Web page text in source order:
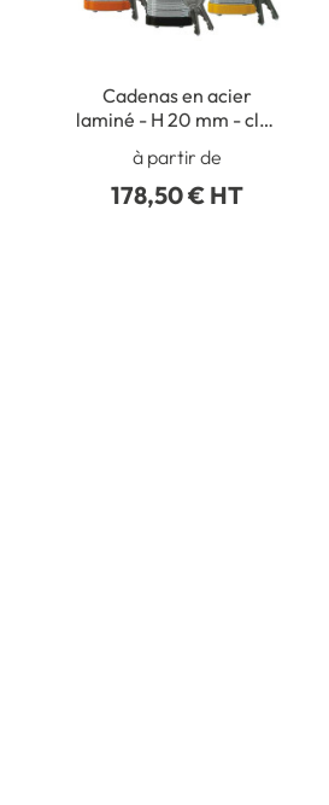
Cadenas en acier
laminé - H 20 mm - clés
différentes - Lot de 6
à partir de
178,50 € HT